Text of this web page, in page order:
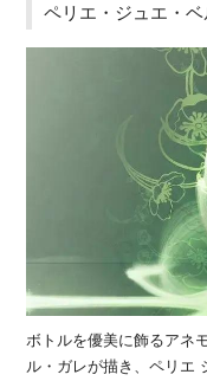
ペリエ・ジュエ・
ボトルを優美に飾るアネ
ル・ガレが描き、ペリエ